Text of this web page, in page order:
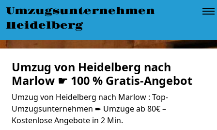
Umzugsunternehmen
Heidelberg
Umzug von Heidelberg nach
Marlow ☛ 100 % Gratis-Angebot
Umzug von Heidelberg nach Marlow : Top-
Umzugsunternehmen ➨ Umzüge ab 80€ –
Kostenlose Angebote in 2 Min.